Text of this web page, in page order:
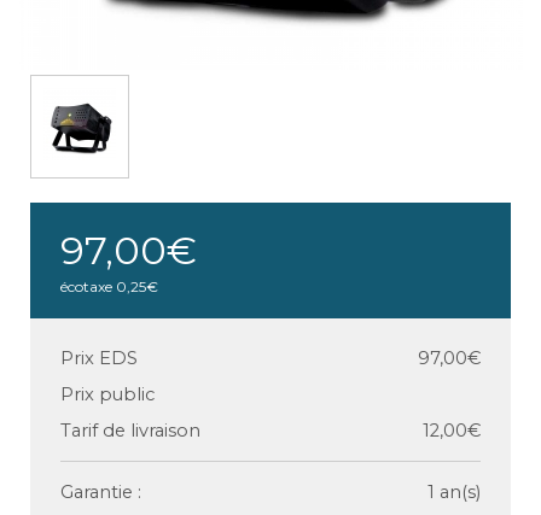
97,00€
écotaxe 0,25€
Prix EDS
97,00€
Prix public
Tarif de livraison
12,00€
Garantie : 1 an(s)